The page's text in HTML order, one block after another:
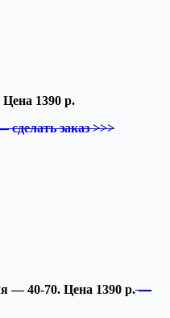
1390 р.
сделать заказ >>>
— 40-70. Цена 1390 р. —